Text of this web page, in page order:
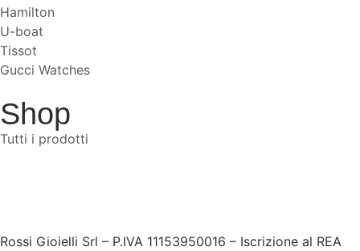
Hamilton
U-boat
Tissot
Gucci Watches
Shop
Tutti i prodotti
Rossi Gioielli Srl – P.IVA 11153950016 – Iscrizione al REA